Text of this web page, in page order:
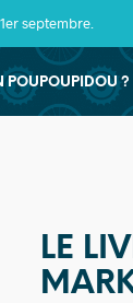
septembre.
?
LE